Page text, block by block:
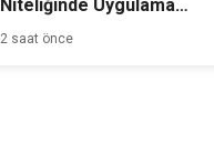
Niteliğinde Uygulama
Kars'tan Başladı
2 saat önce